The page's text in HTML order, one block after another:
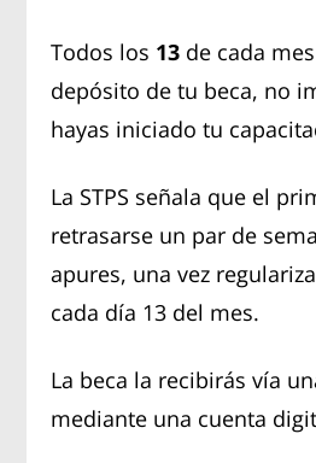
Todos los 13 de cada
depósito de tu beca, no
hayas iniciado tu
La STPS señala que el
retrasarse un par de
apures, una vez
cada día 13 del mes.
La beca la recibirás vía
mediante una cuenta